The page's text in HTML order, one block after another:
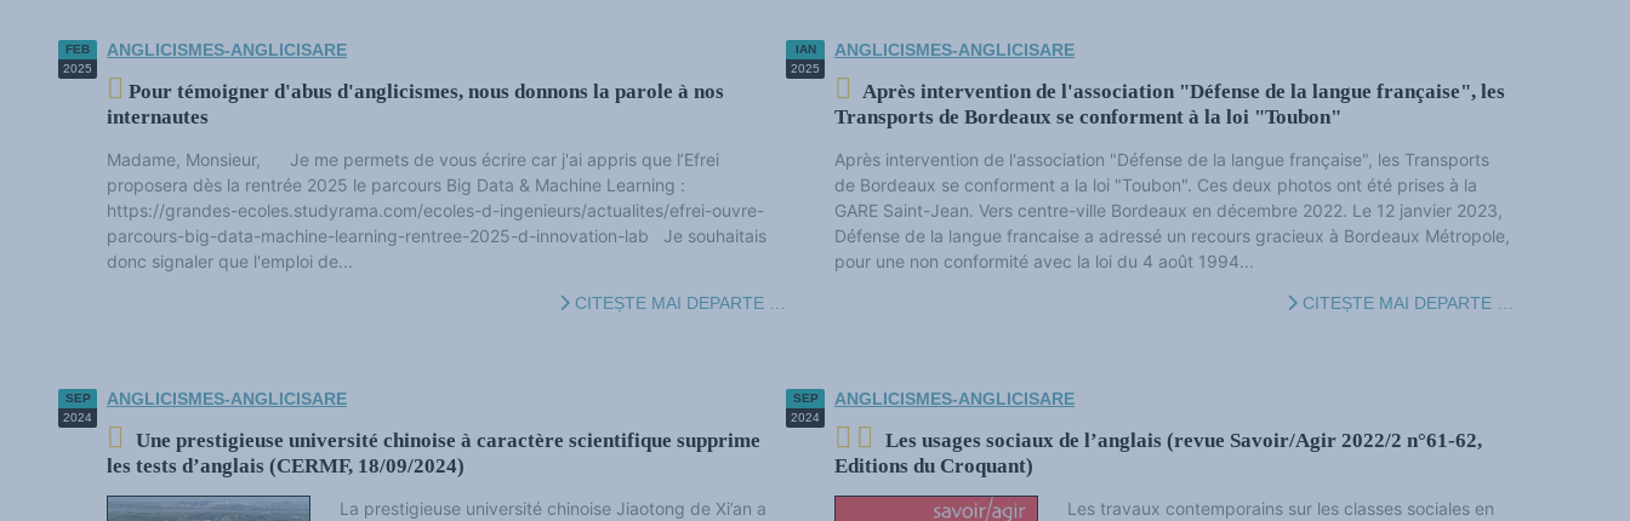
FEB
2025
ANGLICISMES-ANGLICISARE
Pour témoigner d'abus d'anglicismes, nous donnons la parole à nos
internautes
Madame, Monsieur, Je me permets de vous écrire car j'ai appris que l’Efrei
proposera dès la rentrée 2025 le parcours Big Data & Machine Learning :
https://grandes-ecoles.studyrama.com/ecoles-d-ingenieurs/actualites/efrei-ouvre-
parcours-big-data-machine-learning-rentree-2025-d-innovation-lab Je souhaitais
donc signaler que l'emploi de...
CITEȘTE MAI DEPARTE …
IAN
2025
ANGLICISMES-ANGLICISARE
Après intervention de l'association "Défense de la langue française", les
Transports de Bordeaux se conforment à la loi "Toubon"
Après intervention de l'association "Défense de la langue française", les Transports
de Bordeaux se conforment a la loi "Toubon". Ces deux photos ont été prises à la
GARE Saint-Jean. Vers centre-ville Bordeaux en décembre 2022. Le 12 janvier 2023,
Défense de la langue francaise a adressé un recours gracieux à Bordeaux Métropole,
pour une non conformité avec la loi du 4 août 1994...
CITEȘTE MAI DEPARTE …
SEP
2024
ANGLICISMES-ANGLICISARE
Une prestigieuse université chinoise à caractère scientifique supprime
les tests d’anglais (CERMF, 18/09/2024)
La prestigieuse université chinoise Jiaotong de Xi’an a
SEP
2024
ANGLICISMES-ANGLICISARE
Les usages sociaux de l’anglais (revue Savoir/Agir 2022/2 n°61-62,
Editions du Croquant)
Les travaux contemporains sur les classes sociales en